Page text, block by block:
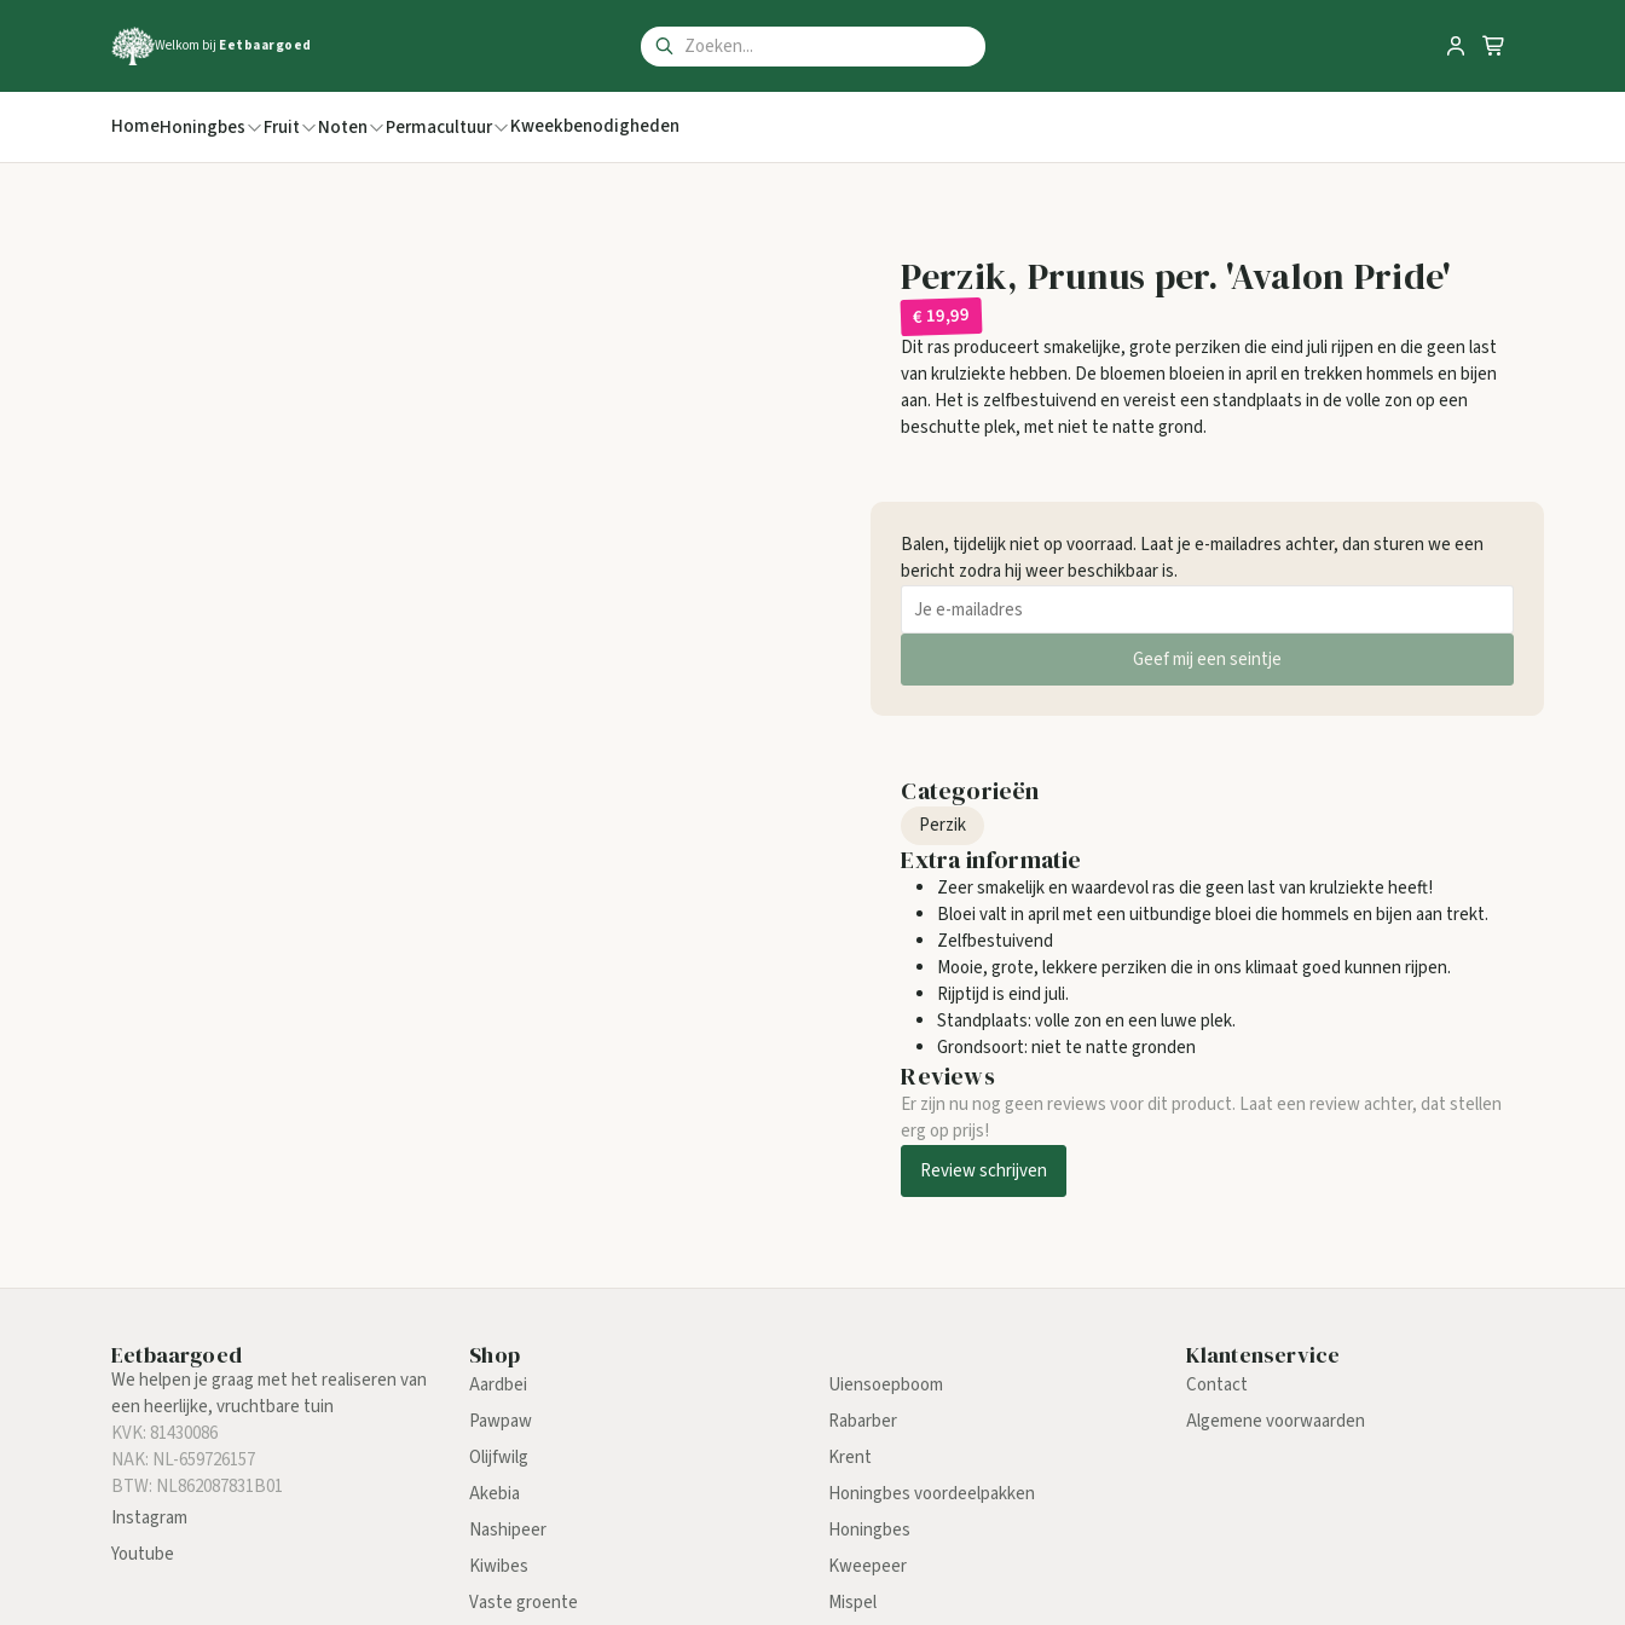
Welkom bij Eetbaargoed
HomeHoningbes Fruit Noten Permacultuur Kweekbenodigheden
Perzik, Prunus per. 'Avalon Pride'
€ 19,99
Dit ras produceert smakelijke, grote perziken die eind juli rijpen en die geen last
van krulziekte hebben. De bloemen bloeien in april en trekken hommels en bijen
aan. Het is zelfbestuivend en vereist een standplaats in de volle zon op een
beschutte plek, met niet te natte grond.
Balen, tijdelijk niet op voorraad. Laat je e-mailadres achter, dan sturen we een
bericht zodra hij weer beschikbaar is.
Geef mij een seintje
Categorieën
Perzik
Extra informatie
Zeer smakelijk en waardevol ras die geen last van krulziekte heeft!
Bloei valt in april met een uitbundige bloei die hommels en bijen aan trekt.
Zelfbestuivend
Mooie, grote, lekkere perziken die in ons klimaat goed kunnen rijpen.
Rijptijd is eind juli.
Standplaats: volle zon en een luwe plek.
Grondsoort: niet te natte gronden
Reviews
Er zijn nu nog geen reviews voor dit product. Laat een review achter, dat stellen
erg op prijs!
Review schrijven
Eetbaargoed
We helpen je graag met het realiseren van
een heerlijke, vruchtbare tuin
KVK: 81430086
NAK: NL-659726157
BTW: NL862087831B01
Instagram
Youtube
Shop
Aardbei
Pawpaw
Olijfwilg
Akebia
Nashipeer
Kiwibes
Vaste groente
Uiensoepboom
Rabarber
Krent
Honingbes voordeelpakken
Honingbes
Kweepeer
Mispel
Klantenservice
Contact
Algemene voorwaarden